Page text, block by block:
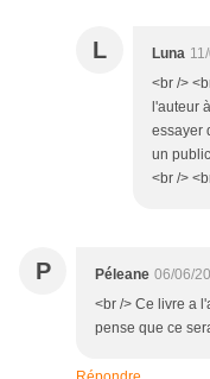
L Luna
<br />
l'auteur
essayer
un
<br />
P Péleane 06/06/
<br /> Ce livre a
pense que ce